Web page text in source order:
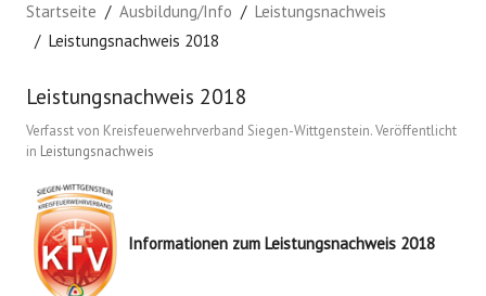
Startseite Ausbildung/Info
Leistungsnachweis
Leistungsnachweis 2018
Leistungsnachweis 2018
Verfasst von Kreisfeuerwehrverband Siegen-Wittgenstein. Veröffentlicht
in Leistungsnachweis
Informationen zum Leistungsnachweis 2018